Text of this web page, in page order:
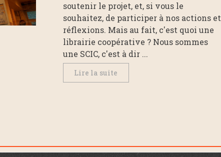
soutenir le projet, et, si vous le
souhaitez, de participer à nos actions et
réflexions. Mais au fait, c'est quoi une
librairie coopérative ? Nous sommes
une SCIC, c'est à dir ...
Lire la suite